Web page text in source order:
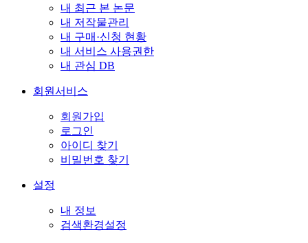
내 최근 본 논문
내 저작물관리
내 구매·신청 현황
내 서비스 사용권한
내 관심 DB
회원서비스
회원가입
로그인
아이디 찾기
비밀번호 찾기
설정
내 정보
검색환경설정